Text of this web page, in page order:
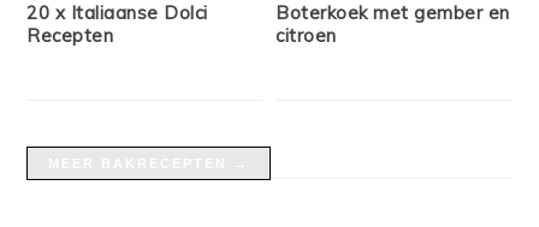
20 x Italiaanse Dolci
Recepten
Boterkoek met gember en
citroen